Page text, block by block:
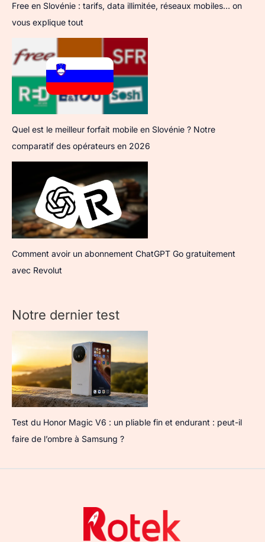
Free en Slovénie : tarifs, data illimitée, réseaux mobiles… on
vous explique tout
Quel est le meilleur forfait mobile en Slovénie ? Notre
comparatif des opérateurs en 2026
Comment avoir un abonnement ChatGPT Go gratuitement
avec Revolut
Notre dernier test
Test du Honor Magic V6 : un pliable fin et endurant : peut-il
faire de l’ombre à Samsung ?